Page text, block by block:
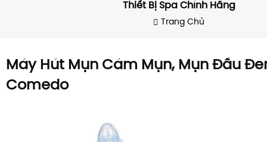
Thiết Bị Spa Chính Hãng
Trang Chủ
Máy Hút Mụn Cám Mụn, Mụn Đầu
Comedo